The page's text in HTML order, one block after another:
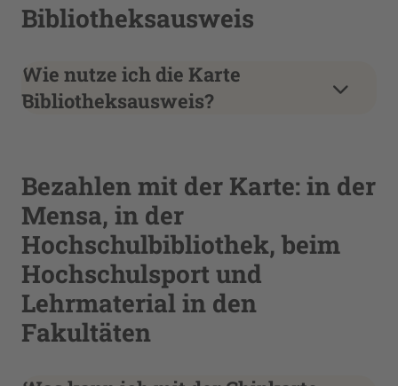
Bibliotheksausweis
Wie nutze ich die Karte
Bibliotheksausweis?
Bezahlen mit der Karte: in der
Mensa, in der
Hochschulbibliothek, beim
Hochschulsport und
Lehrmaterial in den
Fakultäten